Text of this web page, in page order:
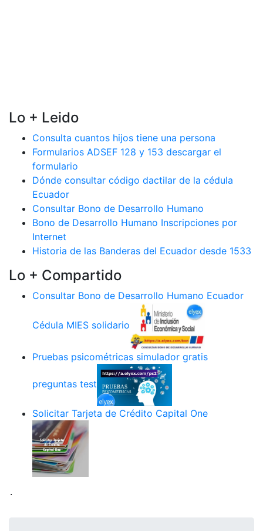
Lo + Leido
Consulta cuantos hijos tiene una persona
Formularios ADSEF 128 y 153 descargar el
formulario
Dónde consultar código dactilar de la cédula
Ecuador
Consultar Bono de Desarrollo Humano
Bono de Desarrollo Humano Inscripciones por
Internet
Historia de las Banderas del Ecuador desde 1533
Lo + Compartido
Consultar Bono de Desarrollo Humano Ecuador
Cédula MIES solidario
Pruebas psicométricas simulador gratis
preguntas test
Solicitar Tarjeta de Crédito Capital One
.